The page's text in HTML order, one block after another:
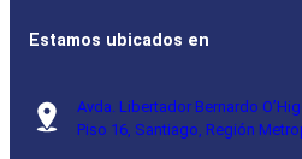
Estamos ubicados en
Avda. Libertador Bernardo
Piso 16, Santiago, Región